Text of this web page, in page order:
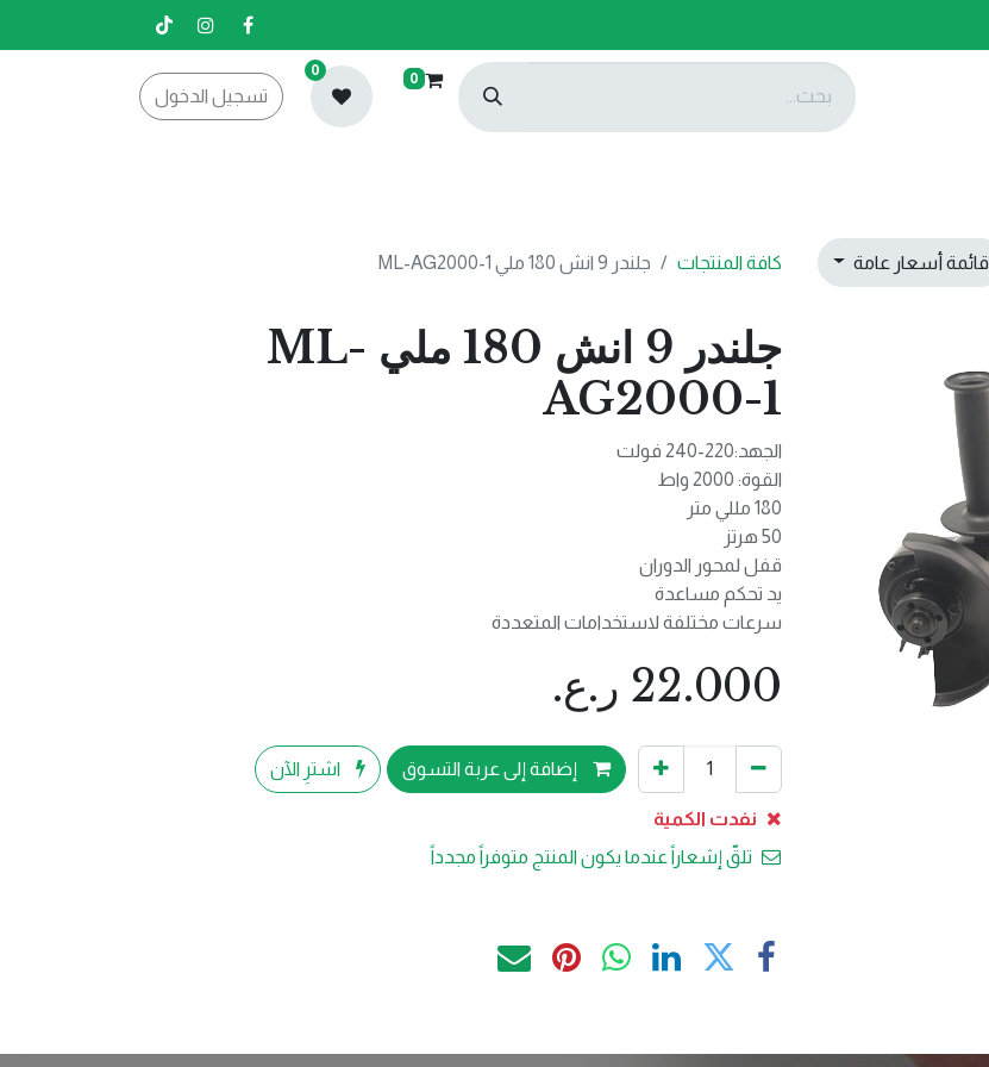
0
0
تسجيل الدخول
قائمة أسعار عامة كافة المنتجات جلندر 9 انش 180 ملي ML-AG2000-1
جلندر 9 انش 180 ملي ML-
AG2000-1
الجهد:220-240 فولت
القوة: 2000 واط
180 مللي متر
50 هرتز
قفل لمحور الدوران
يد تحكم مساعدة
سرعات مختلفة لاستخدامات المتعددة
22.000 ر.ع.
إضافة إلى عربة التسوق اشترِ الآن
نفدت الكمية
تلقّ إشعاراً عندما يكون المنتج متوفراً مجدداً